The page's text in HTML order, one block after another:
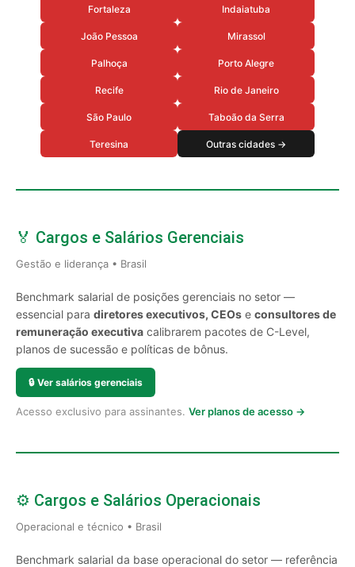
Fortaleza Indaiatuba
João Pessoa Mirassol
Palhoça Porto Alegre
Recife Rio de Janeiro
São Paulo Taboão da Serra
Teresina Outras cidades →
🏅 Cargos e Salários Gerenciais
Gestão e liderança • Brasil
Benchmark salarial de posições gerenciais no setor —
essencial para diretores executivos, CEOs e consultores de
remuneração executiva calibrarem pacotes de C-Level,
planos de sucessão e políticas de bônus.
🔒 Ver salários gerenciais
Acesso exclusivo para assinantes. Ver planos de acesso →
⚙️ Cargos e Salários Operacionais
Operacional e técnico • Brasil
Benchmark salarial da base operacional do setor — referência